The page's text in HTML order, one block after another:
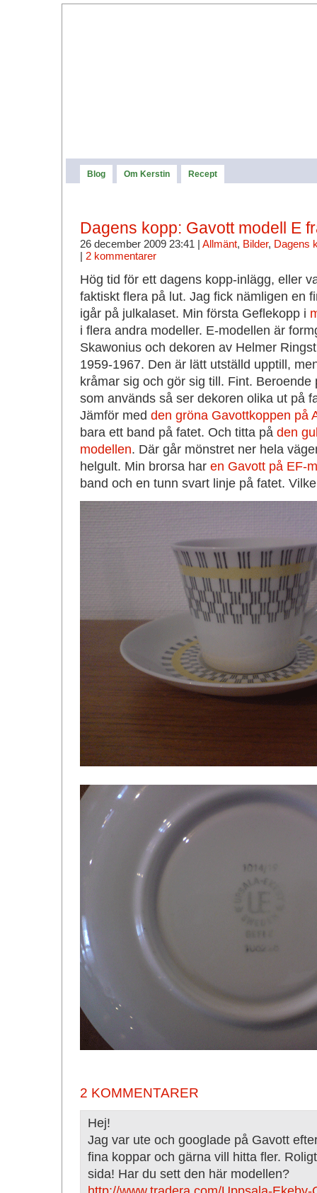
Blog Om Kerstin Recept
Dagens kopp: Gavott modell E
26 december 2009 23:41 | Allmänt, Bilder, Dagens
| 2 kommentarer
Hög tid för ett dagens kopp-inlägg, eller
faktiskt flera på lut. Jag fick nämligen en
igår på julkalaset. Min första Geflekopp i
i flera andra modeller. E-modellen är
Skawonius och dekoren av Helmer
1959-1967. Den är lätt utställd upptill,
kråmar sig och gör sig till. Fint.
som används så ser dekoren olika ut på
Jämför med den gröna Gavottkoppen på
bara ett band på fatet. Och titta på den
modellen. Där går mönstret ner hela
helgult. Min brorsa har en Gavott på EF-
band och en tunn svart linje på fatet.
2 KOMMENTARER
Hej!
Jag var ute och googlade på Gavott
fina koppar och gärna vill hitta fler.
sida! Har du sett den här modellen?